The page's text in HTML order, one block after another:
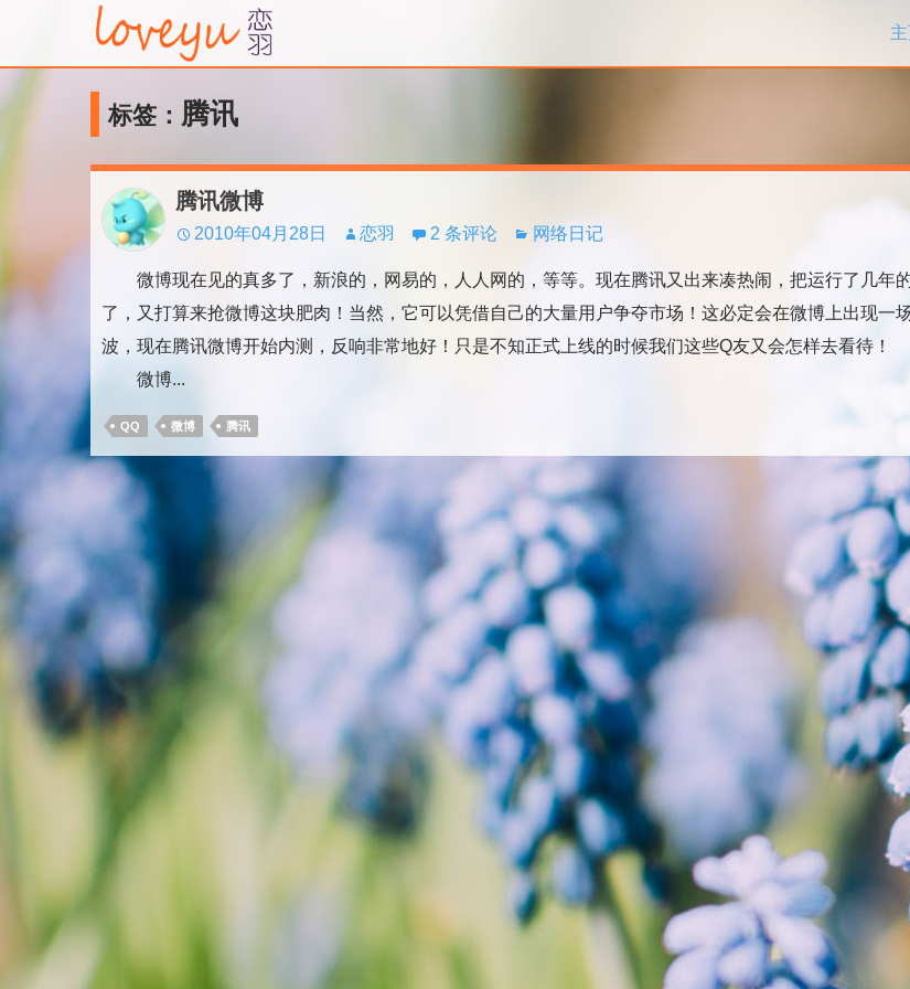
标签： 腾讯
腾讯微博
2010年04月28日 恋羽 2 条评论 网络日记
微博现在见的真多了，新浪的，网易的，人人网的，等等。现在腾讯又出来凑热闹，把运行了几年
了，又打算来抢微博这块肥肉！当然，它可以凭借自己的大量用户争夺市场！这必定会在微博上出现一
波，现在腾讯微博开始内测，反响非常地好！只是不知正式上线的时候我们这些Q友又会怎样去看待！
微博...
QQ 微博 腾讯